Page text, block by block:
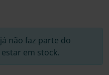
não faz parte do
em stock.